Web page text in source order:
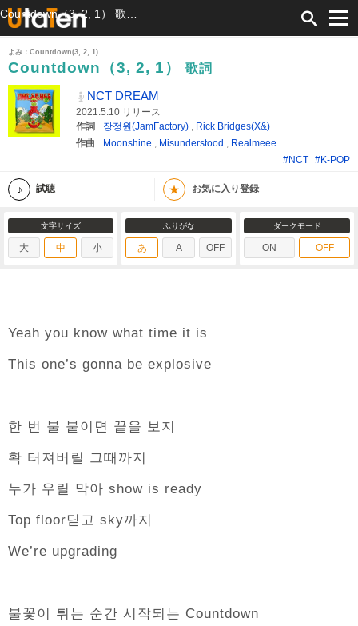
よみ：Countdown(3, 2, 1)
Countdown（3, 2, 1）
歌詞
NCT DREAM
2021.5.10 リリース
作詞
장정원(JamFactory) , Rick Bridges(X&)
作曲
Moonshine , Misunderstood , Realmeee
#NCT #K-POP
試聴 ★ お気に入り登録
文字サイズ
大 中 小
ふりがな
あ A OFF
ダークモード
ON OFF
Yeah you know what time it is
This one’s gonna be explosive
한 번 불 붙이면 끝을 보지
확 터져버릴 그때까지
누가 우릴 막아 show is ready
Top floor딛고 sky까지
We’re upgrading
불꽃이 튀는 순간 시작되는 Countdown